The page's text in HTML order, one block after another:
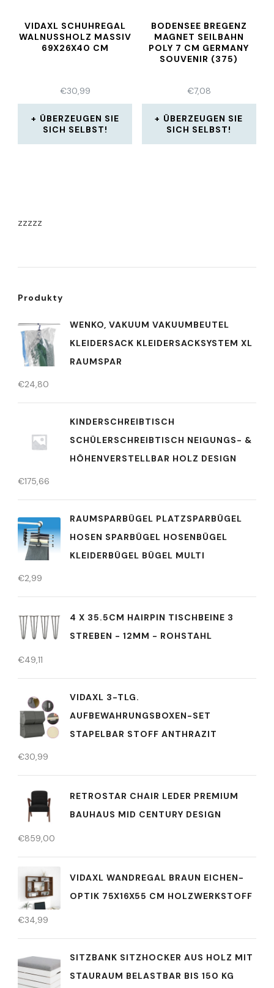
VIDAXL SCHUHREGAL
WALNUSSHOLZ MASSIV
69X26X40 CM
€30,99
ÜBERZEUGEN SIE
SICH SELBST!
BODENSEE BREGENZ
MAGNET SEILBAHN
POLY 7 CM GERMANY
SOUVENIR (375)
€7,08
ÜBERZEUGEN SIE
SICH SELBST!
zzzzz
Produkty
WENKO, VAKUUM VAKUUMBEUTEL
KLEIDERSACK KLEIDERSACKSYSTEM XL
RAUMSPAR
€24,80
KINDERSCHREIBTISCH
SCHÜLERSCHREIBTISCH NEIGUNGS- &
HÖHENVERSTELLBAR HOLZ DESIGN
€175,66
RAUMSPARBÜGEL PLATZSPARBÜGEL
HOSEN SPARBÜGEL HOSENBÜGEL
KLEIDERBÜGEL BÜGEL MULTI
€2,99
4 X 35.5CM HAIRPIN TISCHBEINE 3
STREBEN - 12MM - ROHSTAHL
€49,11
VIDAXL 3-TLG.
AUFBEWAHRUNGSBOXEN-SET
STAPELBAR STOFF ANTHRAZIT
€30,99
RETROSTAR CHAIR LEDER PREMIUM
BAUHAUS MID CENTURY DESIGN
€859,00
VIDAXL WANDREGAL BRAUN EICHEN-
OPTIK 75X16X55 CM HOLZWERKSTOFF
€34,99
SITZBANK SITZHOCKER AUS HOLZ MIT
STAURAUM BELASTBAR BIS 150 KG